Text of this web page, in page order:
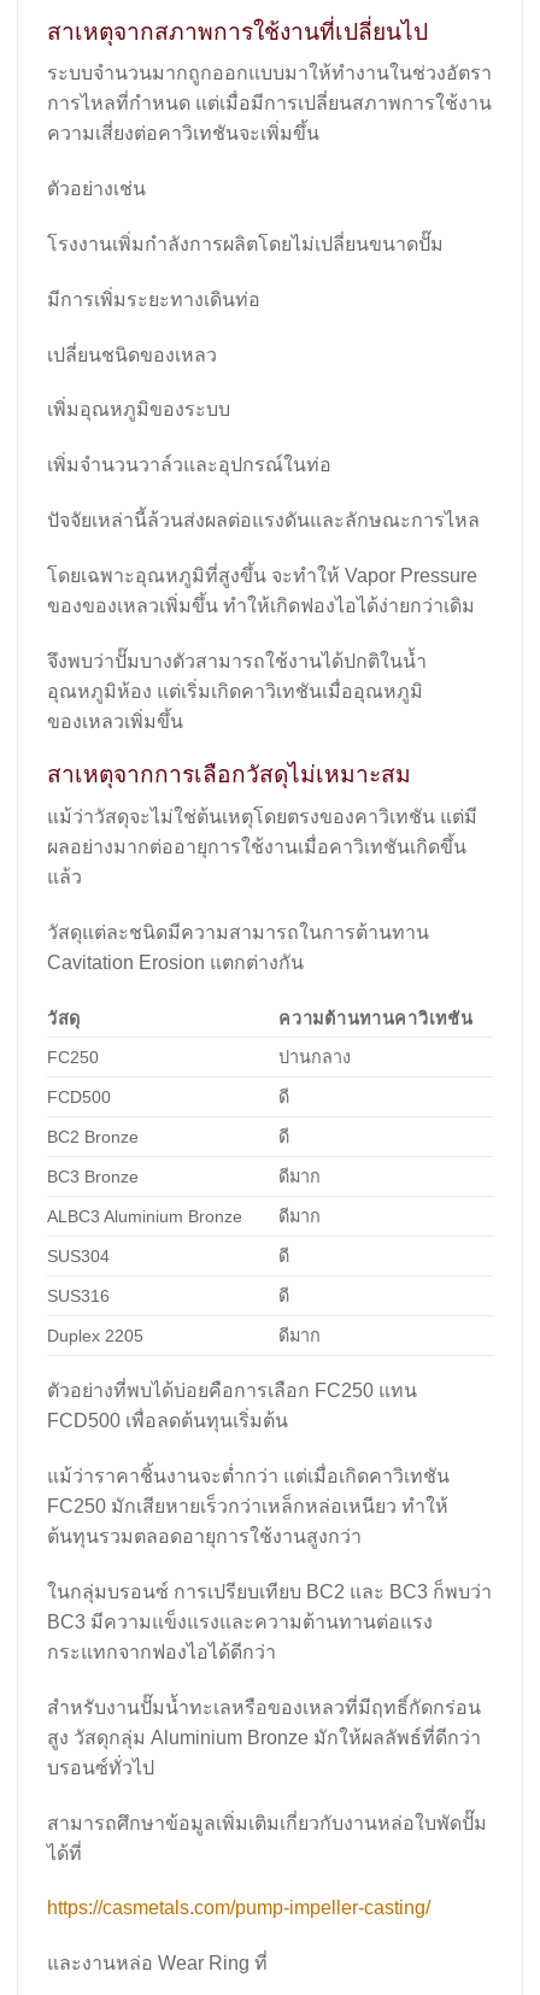
สาเหตุจากสภาพการใช้งานที่เปลี่ยนไป
ระบบจำนวนมากถูกออกแบบมาให้ทำงานในช่วงอัตรา
การไหลที่กำหนด แต่เมื่อมีการเปลี่ยนสภาพการใช้งาน
ความเสี่ยงต่อคาวิเทชันจะเพิ่มขึ้น
ตัวอย่างเช่น
โรงงานเพิ่มกำลังการผลิตโดยไม่เปลี่ยนขนาดปั๊ม
มีการเพิ่มระยะทางเดินท่อ
เปลี่ยนชนิดของเหลว
เพิ่มอุณหภูมิของระบบ
เพิ่มจำนวนวาล์วและอุปกรณ์ในท่อ
ปัจจัยเหล่านี้ล้วนส่งผลต่อแรงดันและลักษณะการไหล
โดยเฉพาะอุณหภูมิที่สูงขึ้น จะทำให้ Vapor Pressure
ของของเหลวเพิ่มขึ้น ทำให้เกิดฟองไอได้ง่ายกว่าเดิม
จึงพบว่าปั๊มบางตัวสามารถใช้งานได้ปกติในน้ำ
อุณหภูมิห้อง แต่เริ่มเกิดคาวิเทชันเมื่ออุณหภูมิ
ของเหลวเพิ่มขึ้น
สาเหตุจากการเลือกวัสดุไม่เหมาะสม
แม้ว่าวัสดุจะไม่ใช่ต้นเหตุโดยตรงของคาวิเทชัน แต่มี
ผลอย่างมากต่ออายุการใช้งานเมื่อคาวิเทชันเกิดขึ้น
แล้ว
วัสดุแต่ละชนิดมีความสามารถในการต้านทาน
Cavitation Erosion แตกต่างกัน
วัสดุ
ความต้านทานคาวิเทชัน
FC250
ปานกลาง
FCD500 ดี
BC2 Bronze ดี
BC3 Bronze ดีมาก
ALBC3 Aluminium Bronze ดีมาก
SUS304 ดี
SUS316 ดี
Duplex 2205 ดีมาก
ตัวอย่างที่พบได้บ่อยคือการเลือก FC250 แทน
FCD500 เพื่อลดต้นทุนเริ่มต้น
แม้ว่าราคาชิ้นงานจะต่ำกว่า แต่เมื่อเกิดคาวิเทชัน
FC250 มักเสียหายเร็วกว่าเหล็กหล่อเหนียว ทำให้
ต้นทุนรวมตลอดอายุการใช้งานสูงกว่า
ในกลุ่มบรอนซ์ การเปรียบเทียบ BC2 และ BC3 ก็พบว่า
BC3 มีความแข็งแรงและความต้านทานต่อแรง
กระแทกจากฟองไอได้ดีกว่า
สำหรับงานปั๊มน้ำทะเลหรือของเหลวที่มีฤทธิ์กัดกร่อน
สูง วัสดุกลุ่ม Aluminium Bronze มักให้ผลลัพธ์ที่ดีกว่า
บรอนซ์ทั่วไป
สามารถศึกษาข้อมูลเพิ่มเติมเกี่ยวกับงานหล่อใบพัดปั๊ม
ได้ที่
https://casmetals.com/pump-impeller-casting/
และงานหล่อ Wear Ring ที่